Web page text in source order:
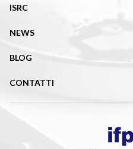
ISRC
NEWS
BLOG
CONTATTI